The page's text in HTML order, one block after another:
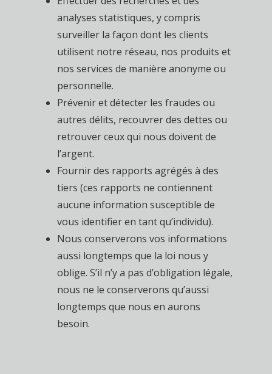
analyses statistiques, y compris
surveiller la façon dont les clients
utilisent notre réseau, nos produits et
nos services de manière anonyme ou
personnelle.
Prévenir et détecter les fraudes ou
autres délits, recouvrer des dettes ou
retrouver ceux qui nous doivent de
l’argent.
Fournir des rapports agrégés à des
tiers (ces rapports ne contiennent
aucune information susceptible de
vous identifier en tant qu’individu).
Nous conserverons vos informations
aussi longtemps que la loi nous y
oblige. S’il n’y a pas d’obligation légale,
nous ne le conserverons qu’aussi
longtemps que nous en aurons
besoin.